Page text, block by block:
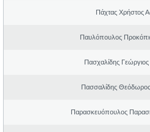
Πάχτας Χρήστος
Παυλόπουλος
Πασχαλίδης
Πασσαλίδης
Παρασκευόπουλος